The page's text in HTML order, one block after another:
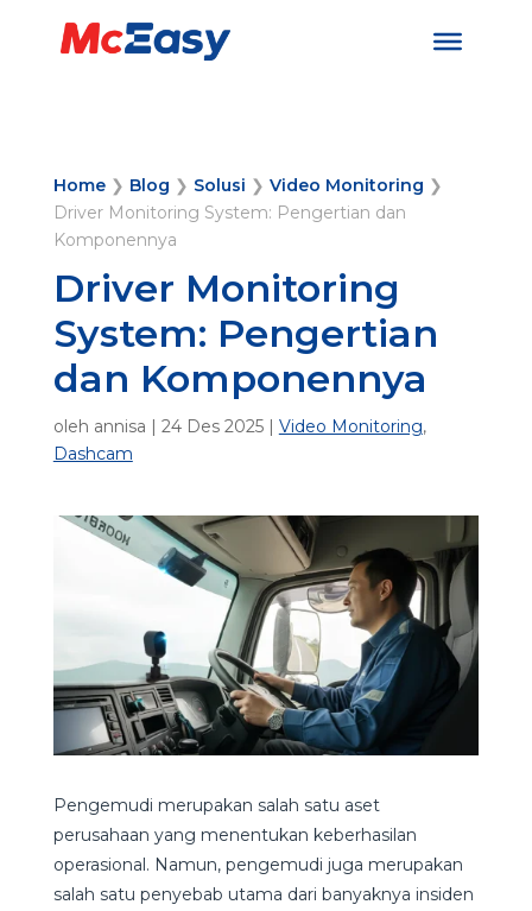
Home❯ Blog ❯ Solusi ❯ Video Monitoring ❯
Driver Monitoring System: Pengertian dan
Komponennya
Driver Monitoring
System: Pengertian
dan Komponennya
oleh annisa | 24 Des 2025| Video Monitoring,
Dashcam
Pengemudi merupakan salah satu aset
perusahaan yang menentukan keberhasilan
operasional. Namun, pengemudi juga merupakan
salah satu penyebab utama dari banyaknya insiden